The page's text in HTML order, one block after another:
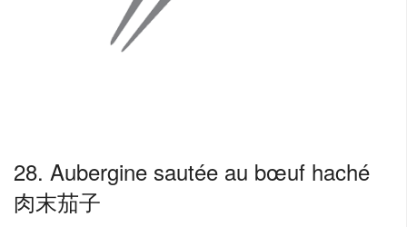
28. Aubergine sautée au bœuf haché
肉末茄子